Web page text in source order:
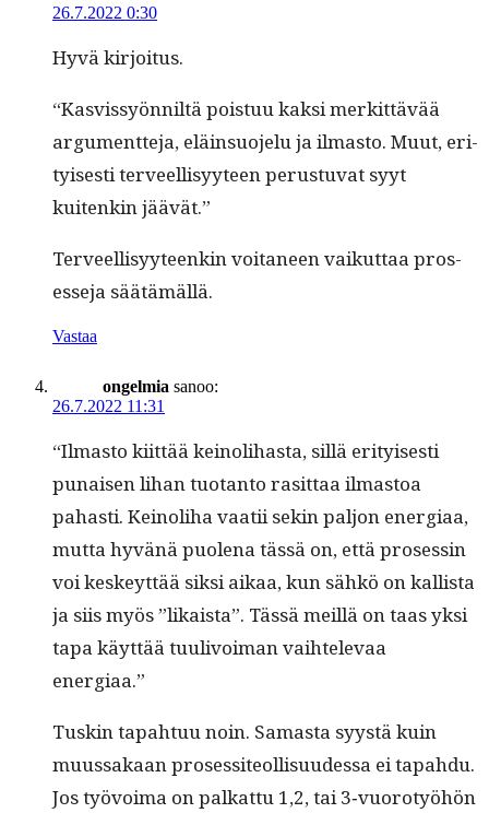
26.7.2022 0:30
Hyvä kir­joi­tus.
“Kasvis­syön­niltä pois­tuu kak­si merkit­tävää
argu­ment­te­ja, eläin­suo­jelu ja ilmas­to. Muut, eri­
tyis­es­ti ter­veel­lisyy­teen perus­tu­vat syyt
kuitenkin jäävät.”
Ter­veel­lisyy­teenkin voita­neen vaikut­taa pros­
esse­ja säätämällä.
Vastaa
ongelmia sanoo:
26.7.2022 11:31
“Ilmas­to kiit­tää keino­li­has­ta, sil­lä eri­tyis­es­ti
punaisen lihan tuotan­to rasit­taa ilmas­toa
pahasti. Keino­li­ha vaatii sekin paljon ener­giaa,
mut­ta hyvänä puole­na tässä on, että pros­essin
voi keskeyt­tää sik­si aikaa, kun sähkö on kallista
ja siis myös ”likaista”. Tässä meil­lä on taas yksi
tapa käyt­tää tuulivoiman vai­htel­e­vaa
energiaa.”
Tuskin tapah­tuu noin. Samas­ta syys­tä kuin
muus­sakaan pros­es­si­te­ol­lisu­udessa ei tapah­du.
Jos työvoima on palkat­tu 1,2, tai 3‑vuorotyöhön